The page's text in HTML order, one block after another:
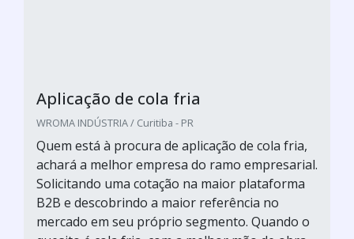
Aplicação de cola fria
WROMA INDÚSTRIA / Curitiba - PR
Quem está à procura de aplicação de cola fria,
achará a melhor empresa do ramo empresarial.
Solicitando uma cotação na maior plataforma
B2B e descobrindo a maior referência no
mercado em seu próprio segmento. Quando o